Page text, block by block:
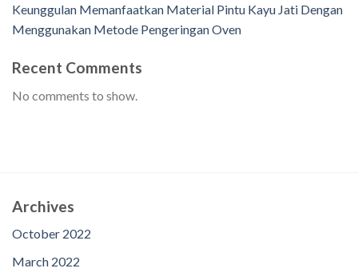
Keunggulan Memanfaatkan Material Pintu Kayu Jati Dengan
Menggunakan Metode Pengeringan Oven
Recent Comments
No comments to show.
Archives
October 2022
March 2022